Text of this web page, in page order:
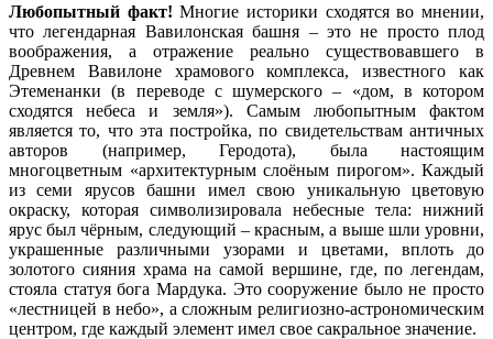
Любопытный факт! Многие историки сходятся во мнении,
что легендарная Вавилонская башня – это не просто плод
воображения, а отражение реально существовавшего в
Древнем Вавилоне храмового комплекса, известного как
Этеменанки (в переводе с шумерского – «дом, в котором
сходятся небеса и земля»). Самым любопытным фактом
является то, что эта постройка, по свидетельствам античных
авторов (например, Геродота), была настоящим
многоцветным «архитектурным слоёным пирогом». Каждый
из семи ярусов башни имел свою уникальную цветовую
окраску, которая символизировала небесные тела: нижний
ярус был чёрным, следующий – красным, а выше шли уровни,
украшенные различными узорами и цветами, вплоть до
золотого сияния храма на самой вершине, где, по легендам,
стояла статуя бога Мардука. Это сооружение было не просто
«лестницей в небо», а сложным религиозно-астрономическим
центром, где каждый элемент имел свое сакральное значение.